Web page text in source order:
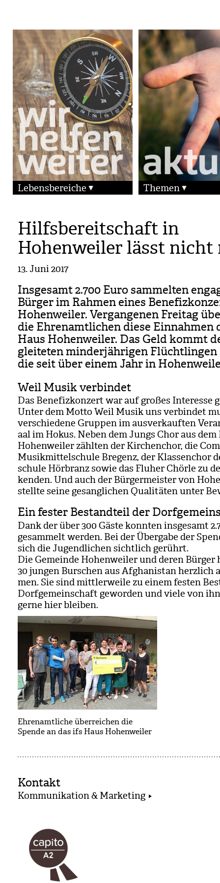
Lebensbereiche Themen
Hilfsbereitschaft in
Hohenweiler lässt nicht
13. Juni 2017
Ins­ge­samt 2.700 Euro sam­mel­ten
Bür­ger im Rah­men eines
Hohen­wei­ler. Ver­gan­ge­nen Frei­tag
die Ehren­amt­li­chen diese Ein­nah­men
Haus Hohen­wei­ler. Das Geld kommt
glei­te­ten min­der­jäh­ri­gen Flücht­lin­gen
die seit über einem Jahr in
Weil Musik verbindet
Das Bene­fiz­kon­zert war auf gro­ßes Inter­esse
Unter dem Motto Weil Musik uns ver­bin­det
ver­schie­dene Grup­pen im aus­ver­kauf­ten
aal im Hokus. Neben dem Jungs Chor aus dem
Hohen­wei­ler zähl­ten der Kir­chen­chor, die
Musik­mit­tel­schule Bre­genz, der Klas­sen­chor
schule Hör­branz sowie das Flu­her Chörle zu
ken­den. Und auch der Bür­ger­meis­ter von
stellte seine gesang­li­chen Qua­li­tä­ten unter
Ein fester Bestandteil der
Dank der über 300 Gäste konn­ten ins­ge­samt
gesam­melt wer­den. Bei der Überg­abe der
sich die Jugend­li­chen sicht­lich gerührt.
Die Gemeinde Hohen­wei­ler und deren Bür­ger
30 jun­gen Bur­schen aus Afgha­nis­tan herz­lich
men. Sie sind mitt­ler­weile zu einem fes­ten
Dorf­ge­mein­schaft gewor­den und viele von
gerne hier blei­ben.
Ehrenamtliche überreichen die
Spende an das ifs Haus Hohenweiler
Kontakt
Kommunikation & Marketing